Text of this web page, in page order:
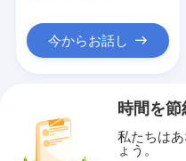
今からお話し
時間を
私たちは
ょう。